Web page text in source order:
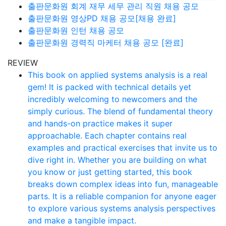
출판문화원 회계 재무 세무 관리 직원 채용 공모
출판문화원 영상PD 채용 공모[채용 완료]
출판문화원 인턴 채용 공모
출판문화원 경력직 마케터 채용 공모 [완료]
REVIEW
This book on applied systems analysis is a real
gem! It is packed with technical details yet
incredibly welcoming to newcomers and the
simply curious. The blend of fundamental theory
and hands-on practice makes it super
approachable. Each chapter contains real
examples and practical exercises that invite us to
dive right in. Whether you are building on what
you know or just getting started, this book
breaks down complex ideas into fun, manageable
parts. It is a reliable companion for anyone eager
to explore various systems analysis perspectives
and make a tangible impact.